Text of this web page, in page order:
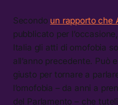
Secondo un rapporto che
pubblicato per
Italia gli atti di omofobia
all’anno precedente. Può
giusto per tornare a
l’omofobia – da anni a
del Parlamento – che